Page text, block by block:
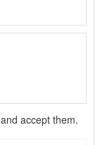
and accept them.